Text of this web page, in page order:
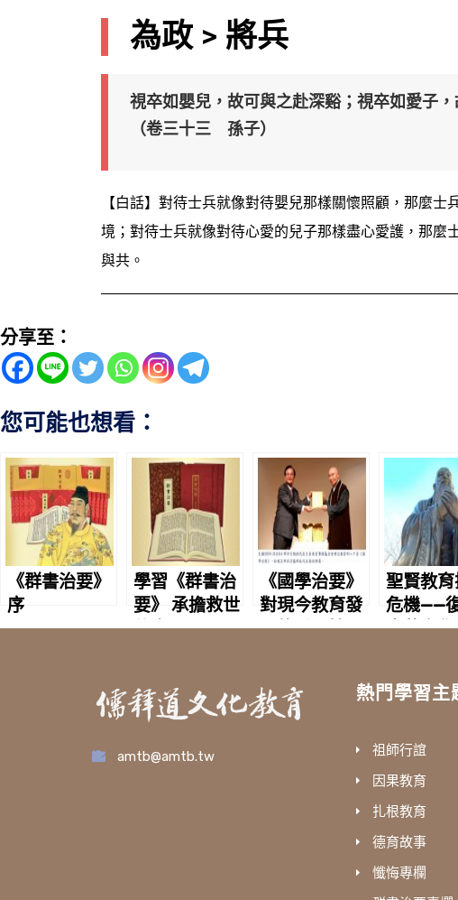
為政 > 將兵
視卒如嬰兒，故可與之赴深谿；視卒如愛子，
（卷三十三 孫子）
【白話】對待士兵就像對待嬰兒那樣關懷照顧，那麼士
境；對待士兵就像對待心愛的兒子那樣盡心愛護，那麼
與共。
分享至：
您可能也想看：
《群書治要》
序
學習《群書治
要》 承擔救世
使命
《國學治要》
對現今教育發
展的重要性
聖賢教
危機——
中華文
amtb@amtb.tw
熱門學習主
祖師行誼
因果教育
扎根教育
德育故事
懺悔專欄